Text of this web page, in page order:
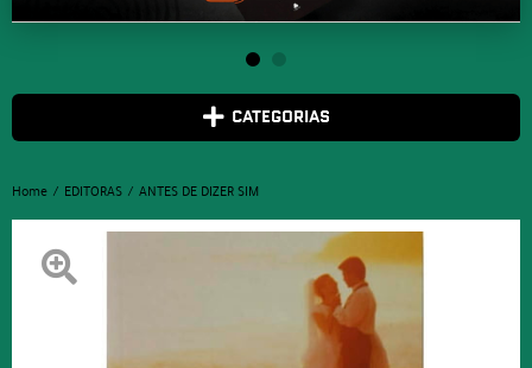
CATEGORIAS
Home EDITORAS ANTES DE DIZER SIM